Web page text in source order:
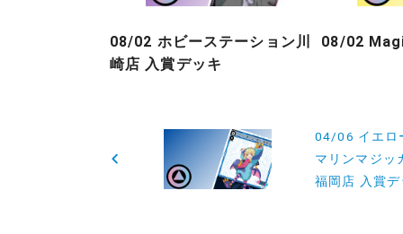
08/02 ホビーステーション川
崎店 入賞デッキ
08/02
稿
04/06 イエロ
マリンマジッ
福岡店 入賞デ